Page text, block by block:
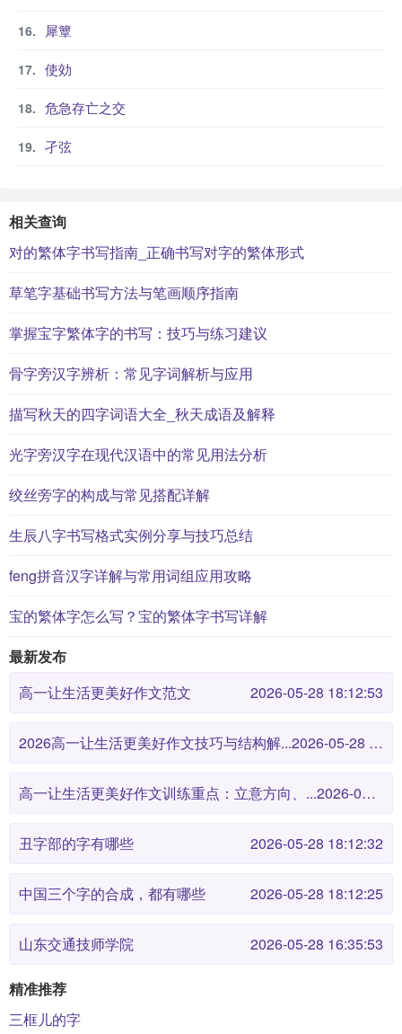
犀簟
使効
危急存亡之交
孑弦
相关查询
对的繁体字书写指南_正确书写对字的繁体形式
草笔字基础书写方法与笔画顺序指南
掌握宝字繁体字的书写：技巧与练习建议
骨字旁汉字辨析：常见字词解析与应用
描写秋天的四字词语大全_秋天成语及解释
光字旁汉字在现代汉语中的常见用法分析
绞丝旁字的构成与常见搭配详解
生辰八字书写格式实例分享与技巧总结
feng拼音汉字详解与常用词组应用攻略
宝的繁体字怎么写？宝的繁体字书写详解
最新发布
高一让生活更美好作文范文
2026-05-28 18:12:53
2026高一让生活更美好作文技巧与结构解... 2026-05-28 18:12:46
高一让生活更美好作文训练重点：立意方向、... 2026-05-28 18:12:38
丑字部的字有哪些 2026-05-28 18:12:32
中国三个字的合成，都有哪些 2026-05-28 18:12:25
山东交通技师学院 2026-05-28 16:35:53
精准推荐
三框儿的字